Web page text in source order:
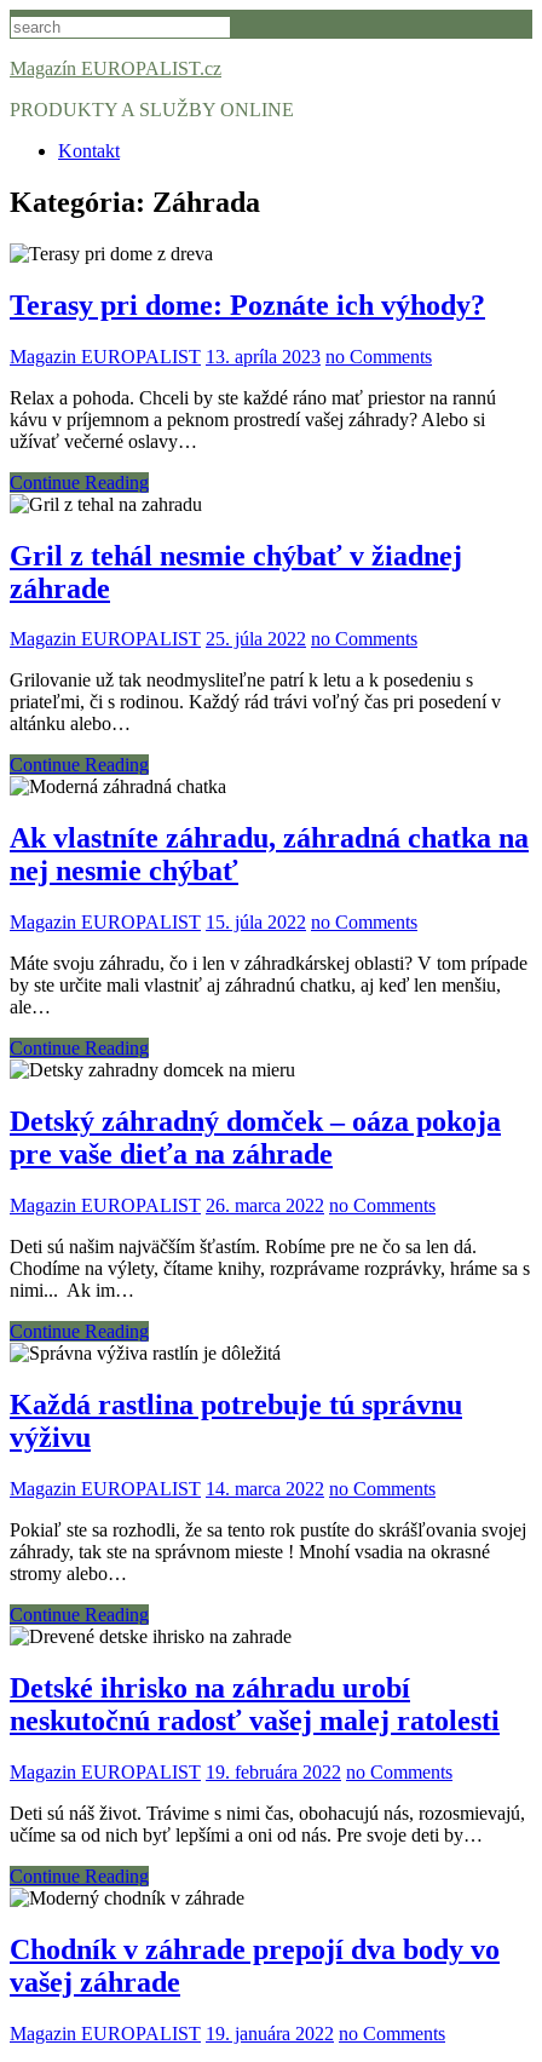
Skip
to
content
Magazín EUROPALIST.cz
PRODUKTY A SLUŽBY ONLINE
Kontakt
Kategória: Záhrada
Terasy pri dome: Poznáte ich výhody?
Magazin EUROPALIST 13. apríla 2023 no Comments
Relax a pohoda. Chceli by ste každé ráno mať priestor na rannú
kávu v príjemnom a peknom prostredí vašej záhrady? Alebo si
užívať večerné oslavy…
Continue Reading
Gril z tehál nesmie chýbať v žiadnej
záhrade
Magazin EUROPALIST 25. júla 2022 no Comments
Grilovanie už tak neodmysliteľne patrí k letu a k posedeniu s
priateľmi, či s rodinou. Každý rád trávi voľný čas pri posedení v
altánku alebo…
Continue Reading
Ak vlastníte záhradu, záhradná chatka na
nej nesmie chýbať
Magazin EUROPALIST 15. júla 2022 no Comments
Máte svoju záhradu, čo i len v záhradkárskej oblasti? V tom prípade
by ste určite mali vlastniť aj záhradnú chatku, aj keď len menšiu,
ale…
Continue Reading
Detský záhradný domček – oáza pokoja
pre vaše dieťa na záhrade
Magazin EUROPALIST 26. marca 2022 no Comments
Deti sú našim najväčším šťastím. Robíme pre ne čo sa len dá.
Chodíme na výlety, čítame knihy, rozprávame rozprávky, hráme sa s
nimi... Ak im…
Continue Reading
Každá rastlina potrebuje tú správnu
výživu
Magazin EUROPALIST 14. marca 2022 no Comments
Pokiaľ ste sa rozhodli, že sa tento rok pustíte do skrášľovania svojej
záhrady, tak ste na správnom mieste ! Mnohí vsadia na okrasné
stromy alebo…
Continue Reading
Detské ihrisko na záhradu urobí
neskutočnú radosť vašej malej ratolesti
Magazin EUROPALIST 19. februára 2022 no Comments
Deti sú náš život. Trávime s nimi čas, obohacujú nás, rozosmievajú,
učíme sa od nich byť lepšími a oni od nás. Pre svoje deti by…
Continue Reading
Chodník v záhrade prepojí dva body vo
vašej záhrade
Magazin EUROPALIST 19. januára 2022 no Comments